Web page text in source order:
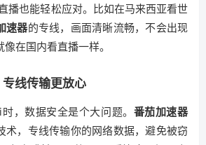
播也能轻松应对。比如在马来西亚看世
速器的专线，画面清晰流畅，不会出现
在国内看直播一样。
线传输更放心
，数据安全是个大问题。 番茄加速器
术，专线传输你的网络数据，避免被窃